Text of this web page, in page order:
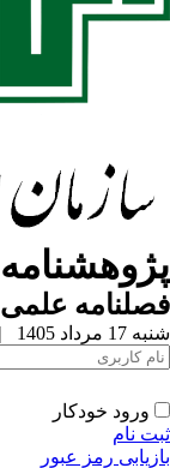
فصلنامه
شنبه 17 مرداد 1405
ورود خودکار
ثبت نام
بازیابی رمز عبور